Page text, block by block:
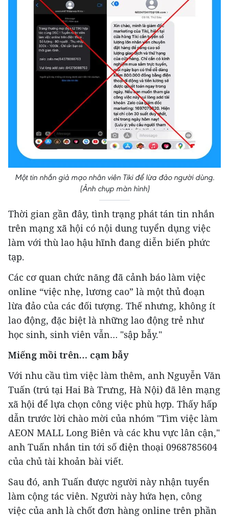
Một tin nhắn giả mạo nhân viên Tiki để lừa đảo người dùng.
(Ảnh chụp màn hình)
Thời gian gần đây, tình trạng phát tán tin nhắn
trên mạng xã hội có nội dung tuyển dụng việc
làm với thù lao hậu hĩnh đang diễn biến phức
tạp.
Các cơ quan chức năng đã cảnh báo làm việc
online “việc nhẹ, lương cao” là một thủ đoạn
lừa đảo của các đối tượng. Thế nhưng, không ít
lao động, đặc biệt là những lao động trẻ như
học sinh, sinh viên vẫn… "sập bẫy."
Miếng mồi trên… cạm bẫy
Với nhu cầu tìm việc làm thêm, anh Nguyễn Văn
Tuấn (trú tại Hai Bà Trưng, Hà Nội) đã lên mạng
xã hội để lựa chọn công việc phù hợp. Thấy hấp
dẫn trước lời chào mời của nhóm "Tìm việc làm
AEON MALL Long Biên và các khu vực lân cận,"
anh Tuấn nhắn tin tới số điện thoại 0968785604
của chủ tài khoản bài viết.
Sau đó, anh Tuấn được người này nhận tuyển
làm cộng tác viên. Người này hứa hẹn, công
việc của anh là chốt đơn hàng online trên phần